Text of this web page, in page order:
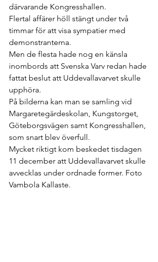
därvarande Kongresshallen.
Flertal affärer höll stängt under två
timmar för att visa sympatier med
demonstranterna.
Men de flesta hade nog en känsla
inombords att Svenska Varv redan hade
fattat beslut att Uddevallavarvet skulle
upphöra.
På bilderna kan man se samling vid
Margaretegärdeskolan, Kungstorget,
Göteborgsvägen samt Kongresshallen,
som snart blev överfull.
Mycket riktigt kom beskedet tisdagen
11 december att Uddevallavarvet skulle
avvecklas under ordnade former. Foto
Vambola Kallaste.